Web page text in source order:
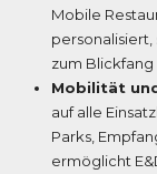
Mobile
personalisiert,
zum
Mobilität
auf alle
Parks,
ermöglicht